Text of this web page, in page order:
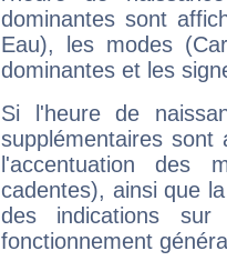
dominantes sont
Eau), les modes
dominantes et les
Si l'heure de
supplémentaires sont
l'accentuation des
cadentes), ainsi que
des indications sur
fonctionnement